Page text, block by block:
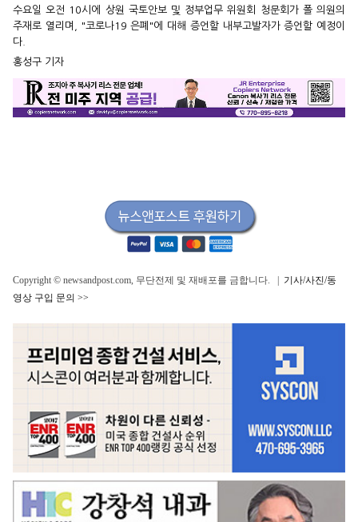
수요일 오전 10시에 상원 국토안보 및 정부업무 위원회 청문회가 폴 의원의
주재로 열리며, "코로나19 은폐"에 대해 증언할 내부고발자가 증언할 예정이
다.
홍성구 기자
Copyright © newsandpost.com, 무단전제 및 재배포를 금합니다. | 기사/사진/동
영상 구입 문의 >>